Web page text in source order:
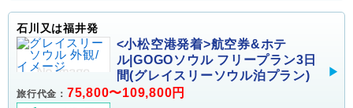
石川又は福井発
<小松空港発着>航空券&ホテ
ル|GOGOソウル フリープラン3日
間(グレイスリーソウル泊プラン)
旅行代金： 75,800〜109,800円